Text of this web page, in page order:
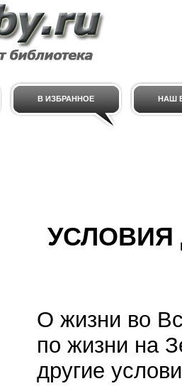
В ИЗБРАННОЕ НАШ
О жизни во
по жизни на
другие